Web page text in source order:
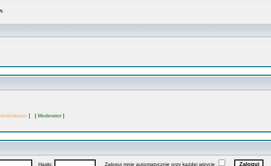
] [ Moderator]
Hasło: Zaloguj mnie automatycznie przy każdej wizycie